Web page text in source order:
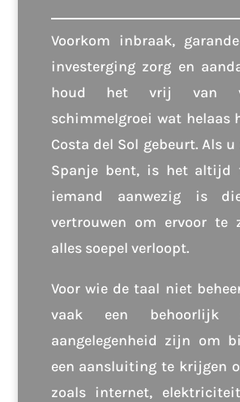
Voorkom inbraak,
investerging zorg en
houd het vrij van
schimmelgroei wat helaas
Costa del Sol gebeurt. Als
Spanje bent, is het
iemand aanwezig is
vertrouwen om ervoor te
alles soepel verloopt.
Voor wie de taal niet
vaak een behoorlijk
aangelegenheid zijn om
een aansluiting te krijgen
zoals internet,